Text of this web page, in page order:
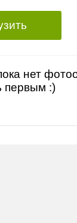
нет
первым :)